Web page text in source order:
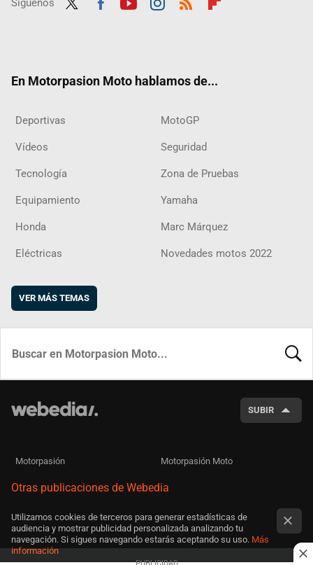
Síguenos
En Motorpasion Moto hablamos de...
Deportivas MotoGP
Vídeos Seguridad
Tecnología Zona de Pruebas
Equipamiento Yamaha
Honda Marc Márquez
Eléctricas Novedades motos 2022
VER MÁS TEMAS
SUBIR
Motorpasión Motorpasión Moto
Otras publicaciones de Webedia
Utilizamos cookies de terceros para generar estadísticas de
audiencia y mostrar publicidad personalizada analizando tu
navegación. Si sigues navegando estarás aceptando su uso. Más
información